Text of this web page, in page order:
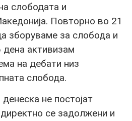
слободата и
Повторно во 21
зборуваме за слобода и
активизам
на дебати низ
слобода.
не постојат
се задолжени и